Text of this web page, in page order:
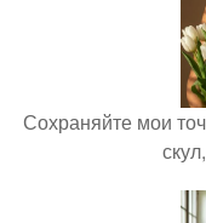
Сохраняйте мои